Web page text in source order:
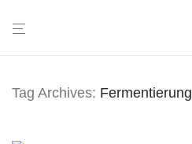
Tag Archives: Fermentierung